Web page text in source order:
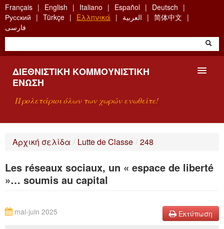
Skip
to
main
content
Français English Italiano Español
Deutsch
Русский
Türkçe Ελληνικά العربية
简体中文
فارسی
ΔΙΕΘΝΙΣΤΙΚΉ ΚΟΜΜΟΥΝΙΣΤΙΚΉ
ΈΝΩΣΗ
Προλετάριοι όλων των χωρών ενωθείτε!
ΑΝΑΖΉΤΗΣΗ
Αρχική σελίδα / Lutte de Classe / 248
Les réseaux sociaux, un « espace de liberté
»… soumis au capital
Εκτύπωση
mai-juin 2025